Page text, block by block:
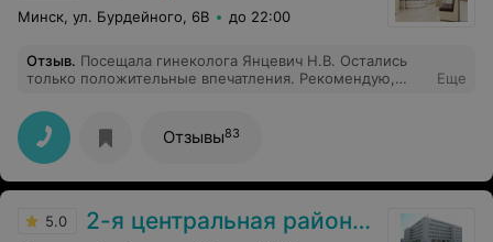
Минск, ул. Бурдейного, 6В до 22:00
Отзыв. Посещала гинеколога Янцевич Н.В. Остались
только положительные впечатления. Рекомендую,
Еще
Отзывы83
5.0 2-я центральная районная поликлиника Фрунзенского района